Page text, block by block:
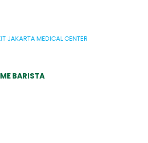
JAKARTA MEDICAL CENTER
BARISTA